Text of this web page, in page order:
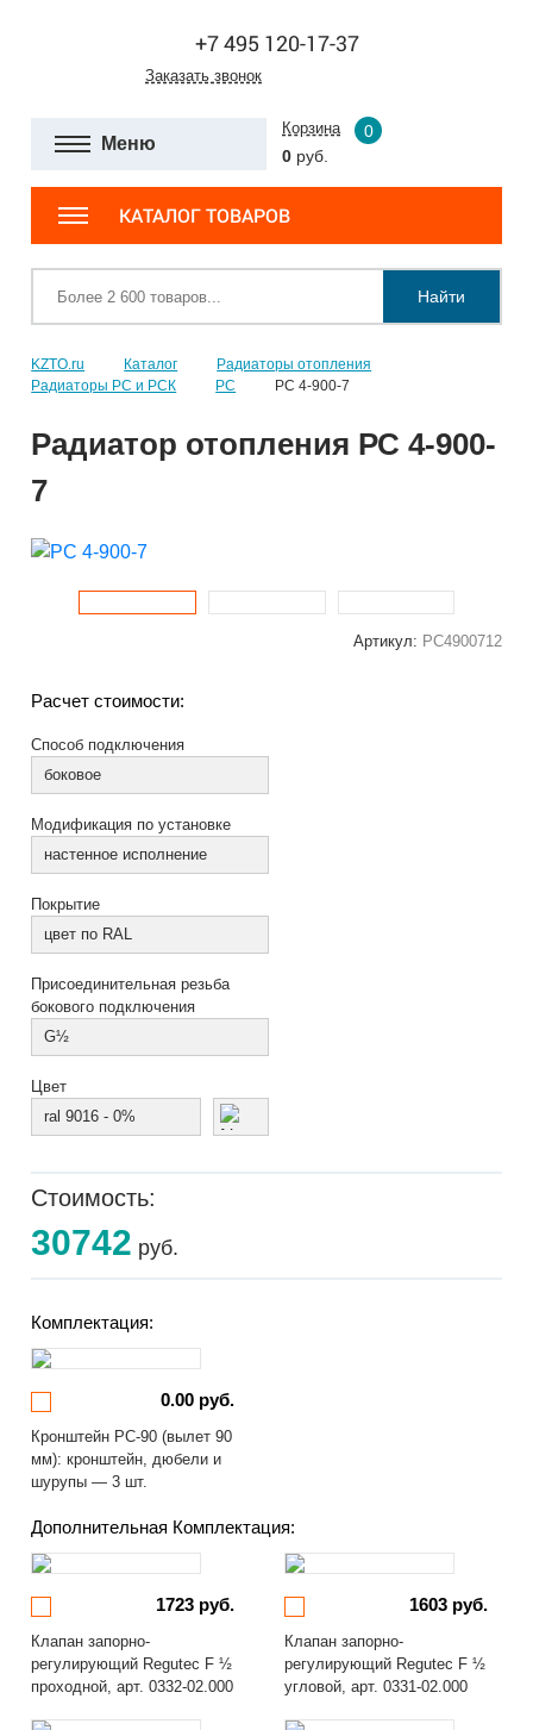
+7 495 120-17-37
Заказать звонок
Меню
Корзина
0
0 руб.
КАТАЛОГ ТОВАРОВ
Найти
KZTO.ru Каталог
Радиаторы отопления
Радиаторы РС и РСК
РС РС 4-900-7
Радиатор отопления РС 4-900-
7
Артикул: РС4900712
Расчет стоимости:
Способ подключения
боковое
Модификация по установке
настенное исполнение
Покрытие
цвет по RAL
Присоединительная резьба
бокового подключения
G½
Цвет
ral 9016 - 0%
Стоимость:
30742 руб.
Комплектация:
0.00 руб.
Кронштейн РС-90 (вылет 90
мм): кронштейн, дюбели и
шурупы — 3 шт.
Дополнительная Комплектация:
1723 руб.
Клапан запорно-
регулирующий Regutec F ½
проходной, арт. 0332-02.000
1603 руб.
Клапан запорно-
регулирующий Regutec F ½
угловой, арт. 0331-02.000